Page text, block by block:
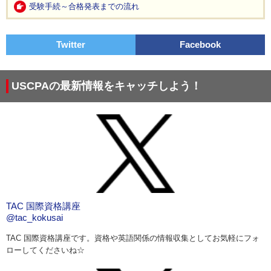
受験手続～合格発表までの流れ
Twitter Facebook
USCPAの最新情報をキャッチしよう！
TAC 国際資格講座
@tac_kokusai
TAC 国際資格講座です。資格や英語関係の情報収集としてお気軽にフォ
ローしてくださいね☆